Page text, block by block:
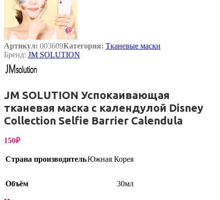
Артикул: 003609Категория: Тканевые маски
Бренд: JM SOLUTION
JM SOLUTION Успокаивающая
тканевая маска с календулой Disney
Сollection Selfie Barrier Calendula
150₽
Страна производительЮжная Корея
Объём 30мл